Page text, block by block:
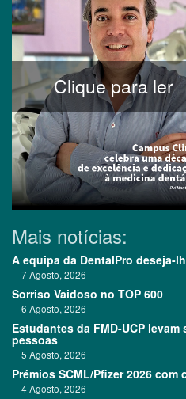
Clique para ler
Mais notícias:
A equipa da DentalPro deseja-
7 Agosto, 2026
Sorriso Vaidoso no TOP 600
6 Agosto, 2026
Estudantes da FMD-UCP
pessoas
5 Agosto, 2026
Prémios SCML/Pfizer 2026
4 Agosto, 2026